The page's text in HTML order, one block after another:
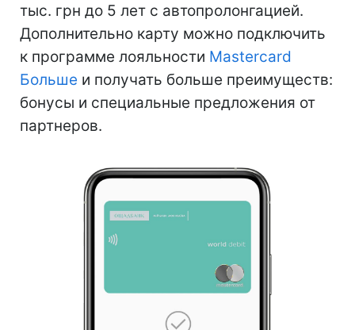
тыс. грн до 5 лет с автопролонгацией.
Дополнительно карту можно подключить
к программе лояльности Mastercard
Больше и получать больше преимуществ:
бонусы и специальные предложения от
партнеров.